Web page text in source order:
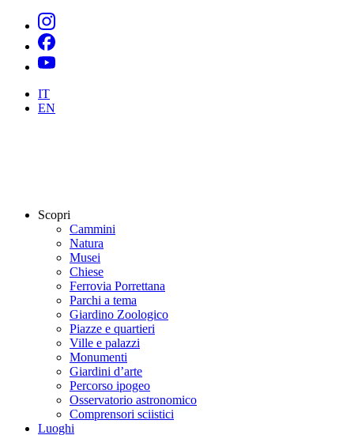
IT
EN
Scopri
Cammini
Natura
Musei
Chiese
Ferrovia Porrettana
Parchi a tema
Giardino Zoologico
Piazze e quartieri
Ville e palazzi
Monumenti
Giardini d’arte
Percorso ipogeo
Osservatorio astronomico
Comprensori sciistici
Luoghi